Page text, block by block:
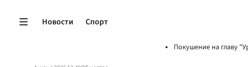
Новости Спорт
Покушение на главу